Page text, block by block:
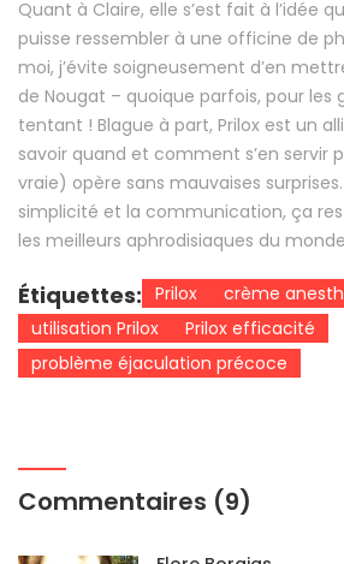
Quant à Claire, elle s’est fait à l’idée
puisse ressembler à une officine de
moi, j’évite soigneusement d’en
de Nougat – quoique parfois, pour les
tentant ! Blague à part, Prilox est un
savoir quand et comment s’en servir
vraie) opère sans mauvaises
simplicité et la communication, ça
les meilleurs aphrodisiaques du
Étiquettes: Prilox
crème
utilisation Prilox
Prilox efficacité
problème éjaculation précoce
Commentaires (9)